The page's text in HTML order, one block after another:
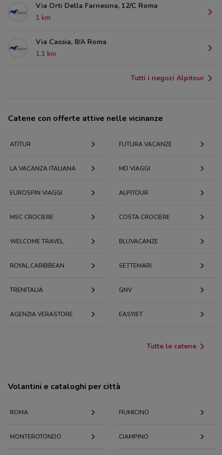
Via Orti Della Farnesina, 12/C Roma
1 km
Via Cassia, 8/A Roma
1.1 km
Tutti i negozi Alpitour
Catene con offerte attive nelle vicinanze
ATITUR FUTURA VACANZE
LA VACANZA ITALIANA MD VIAGGI
EUROSPIN VIAGGI ALPITOUR
MSC CROCIERE COSTA CROCIERE
WELCOME TRAVEL BLUVACANZE
ROYAL CARIBBEAN SETTEMARI
TRENITALIA GNV
AGENZIA VERASTORE EASYJET
Tutte le catene
Volantini e cataloghi per città
ROMA FIUMICINO
MONTEROTONDO CIAMPINO